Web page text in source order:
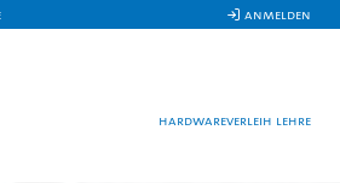
 Anmelden
Hardwareverleih Lehre